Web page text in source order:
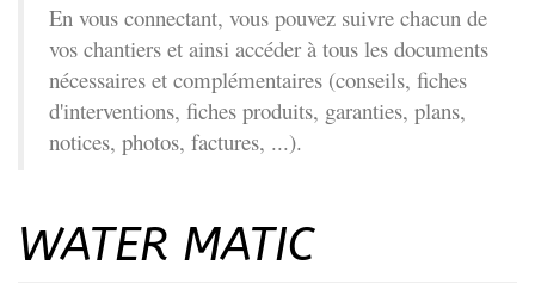
En vous connectant, vous pouvez suivre chacun de
vos chantiers et ainsi accéder à tous les documents
nécessaires et complémentaires (conseils, fiches
d'interventions, fiches produits, garanties, plans,
notices, photos, factures, ...).
WATER MATIC